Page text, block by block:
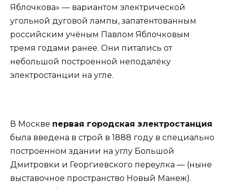
Яблочкова» — вариантом электрической
угольной дуговой лампы, запатентованным
российским учёным Павлом Яблочковым
тремя годами ранее. Они питались от
небольшой построенной неподалёку
электростанции на угле.
В Москве первая городская электростанция
была введена в строй в 1888 году в специально
построенном здании на углу Большой
Дмитровки и Георгиевского переулка — (ныне
выставочное пространство Новый Манеж).